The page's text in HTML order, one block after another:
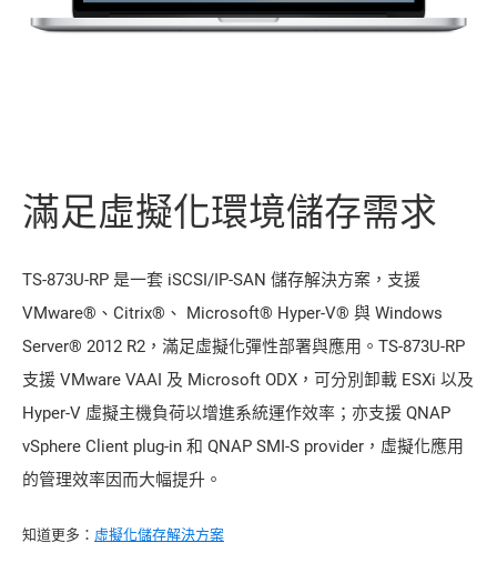
滿足虛擬化環境儲存需求
TS-873U-RP 是一套 iSCSI/IP-SAN 儲存解決方案，支援
VMware®、Citrix®、 Microsoft® Hyper-V® 與 Windows
Server® 2012 R2，滿足虛擬化彈性部署與應用。TS-873U-RP
支援 VMware VAAI 及 Microsoft ODX，可分別卸載 ESXi 以及
Hyper-V 虛擬主機負荷以增進系統運作效率；亦支援 QNAP
vSphere Client plug-in 和 QNAP SMI-S provider，虛擬化應用
的管理效率因而大幅提升。
知道更多： 虛擬化儲存解決方案